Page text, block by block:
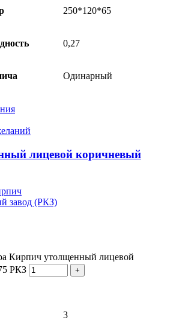
250*120*65
0,27
Одинарный
лицевой коричневый
завод (РКЗ)
Кирпич утолщенный лицевой
РКЗ
3